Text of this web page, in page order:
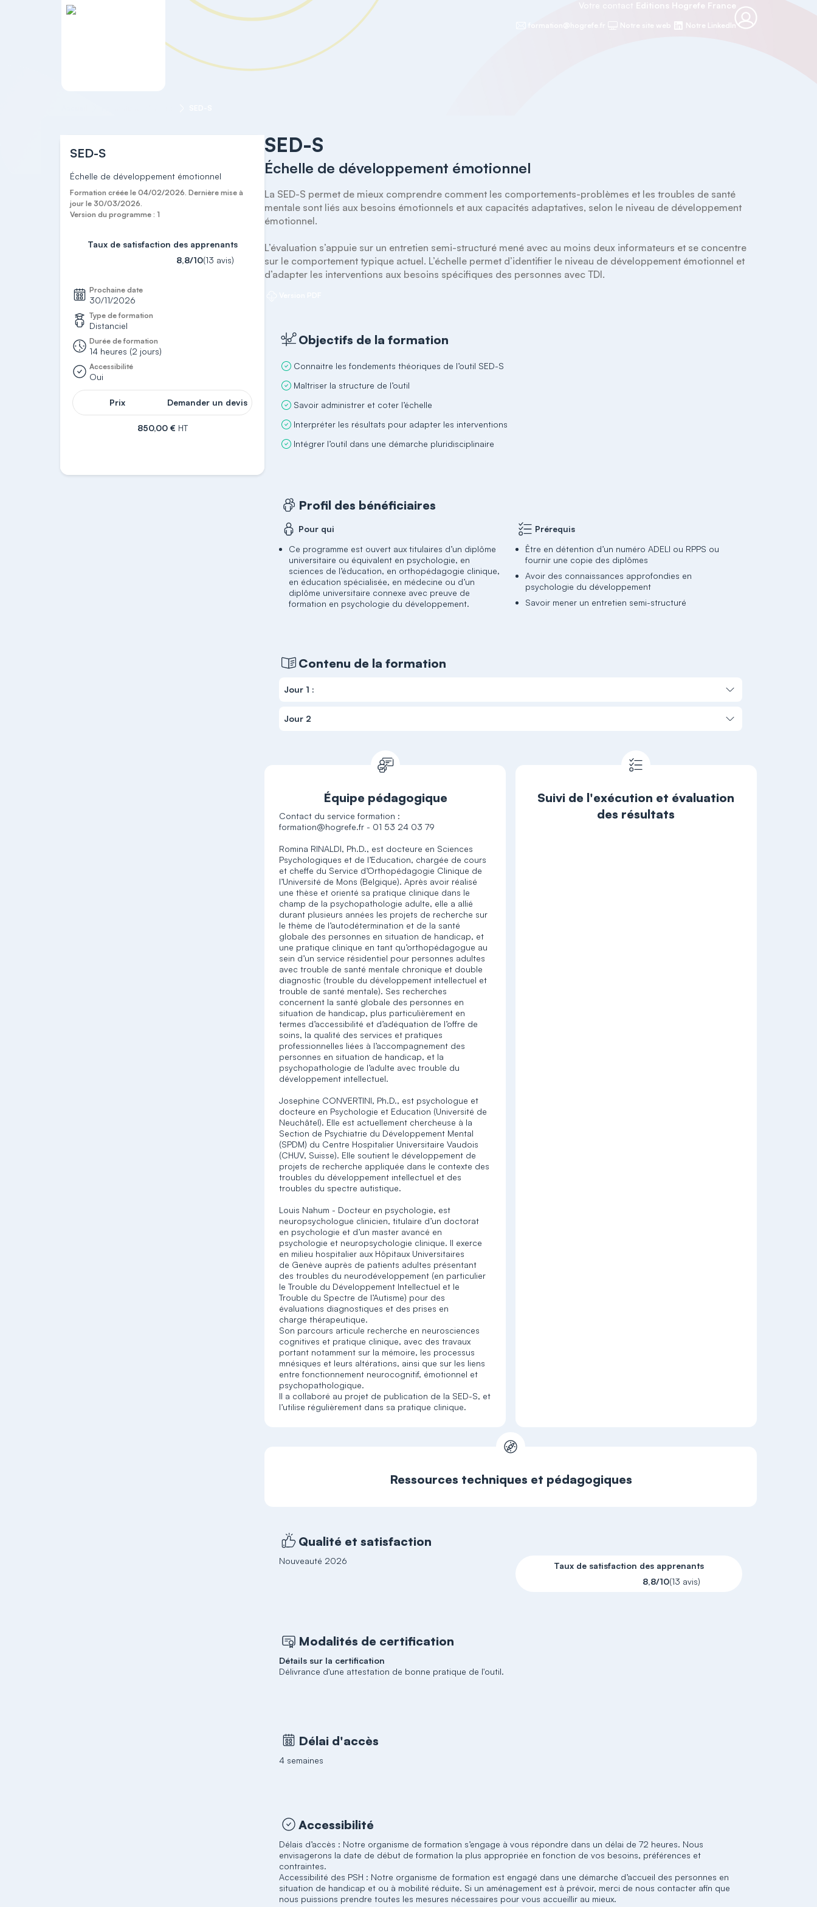
Votre contact Editions Hogrefe France
Notre site web Notre LinkedIn
SED-S
Échelle de développement émotionnel
Formation créée le 04/02/2026. Dernière mise à
jour le 30/03/2026.
Version du programme : 1
Taux de satisfaction des apprenants
8,8/10(13 avis)
Prochaine date
30/11/2026
Type de formation
Distanciel
Durée de formation
14 heures (2 jours)
Accessibilité
Oui
Prix Demander un devis
850,00 € HT
SED-S
Échelle de développement émotionnel
La SED-S permet de mieux comprendre comment les comportements-problèmes et les troubles de santé
mentale sont liés aux besoins émotionnels et aux capacités adaptatives, selon le niveau de développement
émotionnel.
L’évaluation s’appuie sur un entretien semi-structuré mené avec au moins deux informateurs et se concentre
sur le comportement typique actuel. L’échelle permet d’identifier le niveau de développement émotionnel et
d’adapter les interventions aux besoins spécifiques des personnes avec TDI.
Objectifs de la formation
Connaitre les fondements théoriques de l’outil SED-S
Maîtriser la structure de l’outil
Savoir administrer et coter l’échelle
Interpréter les résultats pour adapter les interventions
Intégrer l’outil dans une démarche pluridisciplinaire
Profil des bénéficiaires
Pour qui
Ce programme est ouvert aux titulaires d’un diplôme
universitaire ou équivalent en psychologie, en
sciences de l’éducation, en orthopédagogie clinique,
en éducation spécialisée, en médecine ou d’un
diplôme universitaire connexe avec preuve de
formation en psychologie du développement.
Prérequis
Être en détention d’un numéro ADELI ou RPPS ou
fournir une copie des diplômes
Avoir des connaissances approfondies en
psychologie du développement
Savoir mener un entretien semi-structuré
Contenu de la formation
Jour 1 :
Jour 2
Équipe pédagogique
Contact du service formation :
formation@hogrefe.fr - 01 53 24 03 79
Romina RINALDI, Ph.D., est docteure en Sciences
Psychologiques et de l’Education, chargée de cours
et cheffe du Service d’Orthopédagogie Clinique de
l’Université de Mons (Belgique). Après avoir réalisé
une thèse et orienté sa pratique clinique dans le
champ de la psychopathologie adulte, elle a allié
durant plusieurs années les projets de recherche sur
le thème de l’autodétermination et de la santé
globale des personnes en situation de handicap, et
une pratique clinique en tant qu’orthopédagogue au
sein d’un service résidentiel pour personnes adultes
avec trouble de santé mentale chronique et double
diagnostic (trouble du développement intellectuel et
trouble de santé mentale). Ses recherches
concernent la santé globale des personnes en
situation de handicap, plus particulièrement en
termes d’accessibilité et d’adéquation de l’offre de
soins, la qualité des services et pratiques
professionnelles liées à l’accompagnement des
personnes en situation de handicap, et la
psychopathologie de l’adulte avec trouble du
développement intellectuel.
Josephine CONVERTINI, Ph.D., est psychologue et
docteure en Psychologie et Education (Université de
Neuchâtel). Elle est actuellement chercheuse à la
Section de Psychiatrie du Développement Mental
(SPDM) du Centre Hospitalier Universitaire Vaudois
(CHUV, Suisse). Elle soutient le développement de
projets de recherche appliquée dans le contexte des
troubles du développement intellectuel et des
troubles du spectre autistique.
Louis Nahum - Docteur en psychologie, est
neuropsychologue clinicien, titulaire d’un doctorat
en psychologie et d’un master avancé en
psychologie et neuropsychologie clinique. Il exerce
en milieu hospitalier aux Hôpitaux Universitaires
de Genève auprès de patients adultes présentant
des troubles du neurodéveloppement (en particulier
le Trouble du Développement Intellectuel et le
Trouble du Spectre de l’Autisme) pour des
évaluations diagnostiques et des prises en
charge thérapeutique.
Son parcours articule recherche en neurosciences
cognitives et pratique clinique, avec des travaux
portant notamment sur la mémoire, les processus
mnésiques et leurs altérations, ainsi que sur les liens
entre fonctionnement neurocognitif, émotionnel et
psychopathologique.
Il a collaboré au projet de publication de la SED-S, et
l’utilise régulièrement dans sa pratique clinique.
Suivi de l'exécution et évaluation
des résultats
Ressources techniques et pédagogiques
Qualité et satisfaction
Nouveauté 2026
Taux de satisfaction des apprenants
8,8/10(13 avis)
Modalités de certification
Détails sur la certification
Délivrance d'une attestation de bonne pratique de l'outil.
Délai d'accès
4 semaines
Accessibilité
Délais d’accès : Notre organisme de formation s’engage à vous répondre dans un délai de 72 heures. Nous
envisagerons la date de début de formation la plus appropriée en fonction de vos besoins, préférences et
contraintes.
Accessibilité des PSH : Notre organisme de formation est engagé dans une démarche d’accueil des personnes en
situation de handicap et ou à mobilité réduite. Si un aménagement est à prévoir, merci de nous contacter afin que
nous puissions prendre toutes les mesures nécessaires pour vous accueillir au mieux.